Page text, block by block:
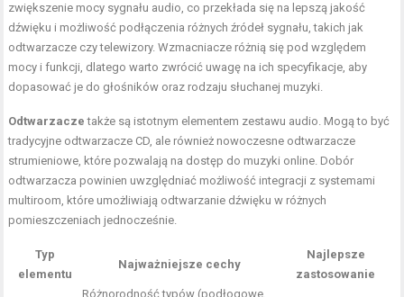
zwiększenie mocy sygnału audio, co przekłada się na lepszą jakość
dźwięku i możliwość podłączenia różnych źródeł sygnału, takich jak
odtwarzacze czy telewizory. Wzmacniacze różnią się pod względem
mocy i funkcji, dlatego warto zwrócić uwagę na ich specyfikacje, aby
dopasować je do głośników oraz rodzaju słuchanej muzyki.
Odtwarzacze także są istotnym elementem zestawu audio. Mogą to być
tradycyjne odtwarzacze CD, ale również nowoczesne odtwarzacze
strumieniowe, które pozwalają na dostęp do muzyki online. Dobór
odtwarzacza powinien uwzględniać możliwość integracji z systemami
multiroom, które umożliwiają odtwarzanie dźwięku w różnych
pomieszczeniach jednocześnie.
Typ
elementu
Najważniejsze cechy
Najlepsze
zastosowanie
Różnorodność typów (podłogowe,